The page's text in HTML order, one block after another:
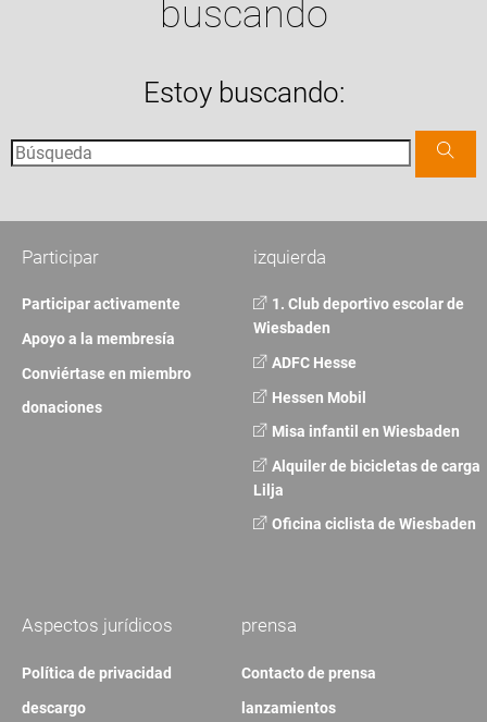
buscando
Estoy buscando:
izquierda
1. Club deportivo escolar de
Wiesbaden
ADFC Hesse
Hessen Mobil
Misa infantil en Wiesbaden
Alquiler de bicicletas de carga
Lilja
Oficina ciclista de Wiesbaden
Participar
Participar activamente
Apoyo a la membresía
Conviértase en miembro
donaciones
prensa
Contacto de prensa
lanzamientos
Aspectos jurídicos
Política de privacidad
descargo